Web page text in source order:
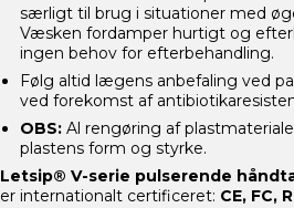
særligt til brug i situationer med
Væsken fordamper hurtigt og
ingen behov for efterbehandling.
Følg altid lægens anbefaling ved
ved forekomst af
OBS:Al rengøring af
plastens form og styrke.
Letsip® V-serie pulserende
er internationalt certificeret: CE, FC,